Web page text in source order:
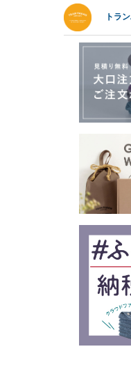
トラ